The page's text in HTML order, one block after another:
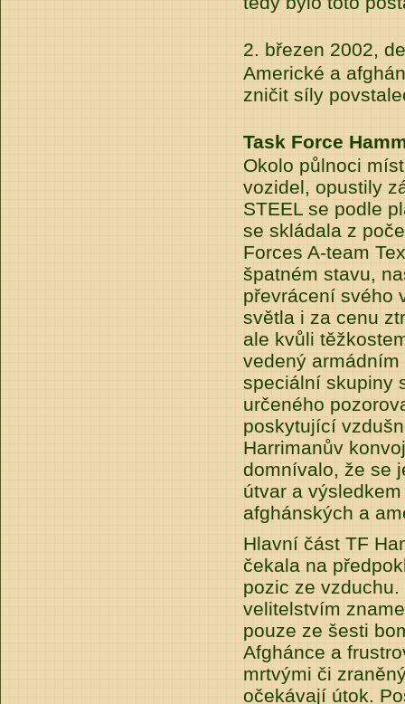
2. březen 2002,
Americké a
zničit síly
Task Force
Okolo půlnoci
vozidel, opustily
STEEL se podle
se skládala z
Forces A-team
špatném stavu,
převrácení svého
světla i za cenu
ale kvůli
vedený
speciální skupiny
určeného
poskytující
Harrimanův
domnívalo, že se
útvar a
afghánských a
Hlavní část TF
čekala na
pozic ze
velitelstvím
pouze ze šesti
Afghánce a
mrtvými či
očekávají útok.